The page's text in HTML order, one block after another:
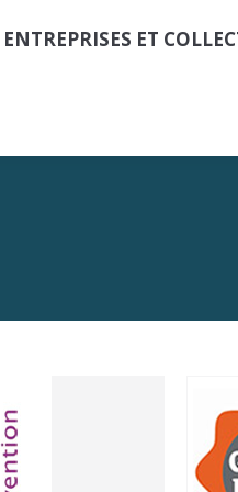
ENTREPRISES ET